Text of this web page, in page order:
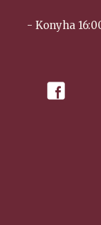
- Konyha